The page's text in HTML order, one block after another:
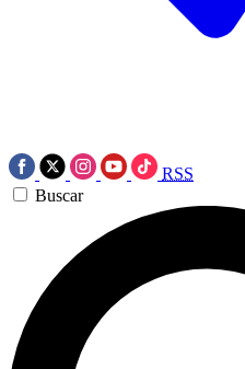
RSS
Buscar